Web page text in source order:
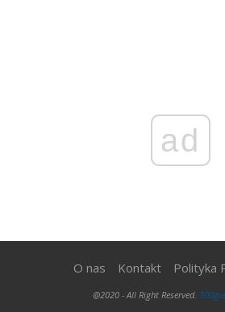
ad
O nas Kontakt Polityka
@2020 - All Right Reserved.